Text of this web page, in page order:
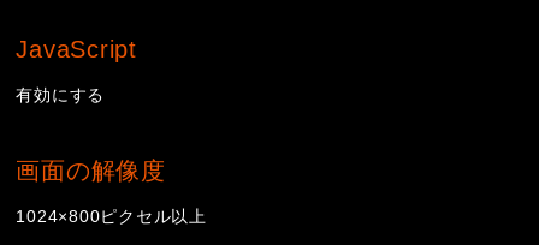
JavaScript
有効にする
画面の解像度
1024×800ピクセル以上